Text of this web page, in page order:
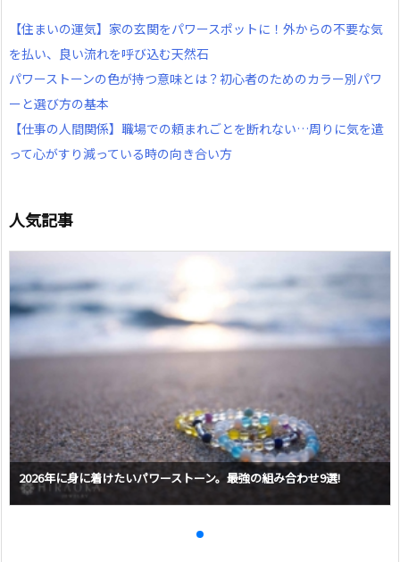
【住まいの運気】家の玄関をパワースポットに！外からの不要な気
を払い、良い流れを呼び込む天然石
パワーストーンの色が持つ意味とは？初心者のためのカラー別パワ
ーと選び方の基本
【仕事の人間関係】職場での頼まれごとを断れない…周りに気を遣
って心がすり減っている時の向き合い方
人気記事
2026年に身に着けたいパワーストーン。最強の組み合わせ9選!